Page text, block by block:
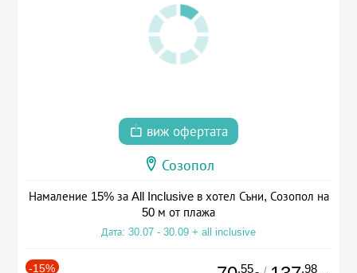
виж офертата
Созопол
Намаление 15% за All Inclusive в хотел Съни, Созопол на
50 м от плажа
Дата: 30.07 - 30.09 + all inclusive
-15% .55 .98